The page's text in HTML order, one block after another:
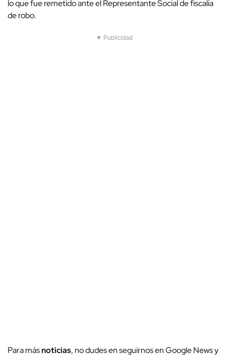
lo que fue remetido ante el Representante Social de fiscalía
de robo.
▼ Publicidad
Para másnoticias, no dudes en seguirnos en Google News y